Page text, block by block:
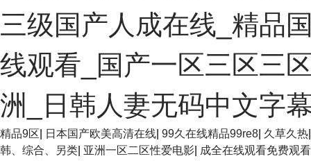
三级国产人成在线_精品
线观看_国产一区三区三
洲_日韩人妻无码中文字
欧美3级网站 一区二区亚洲AV 精品九九九三级片 亚洲姑娘按
免费视频在线 最新亚洲aV网站在线观看 日本强暴一区 国产熟
精品9区 日本国产欧美高清在线 99久在线精品99re8 久草久热
韩、综合、另类 亚洲一区二区性爱电影 成全在线观看免费观看